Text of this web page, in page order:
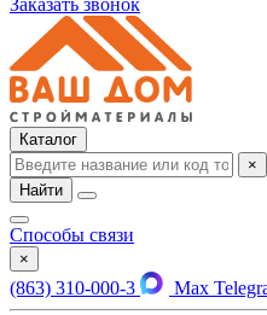
Заказать звонок
Каталог
×
Найти
Способы связи
×
(863) 310-000-3 Max